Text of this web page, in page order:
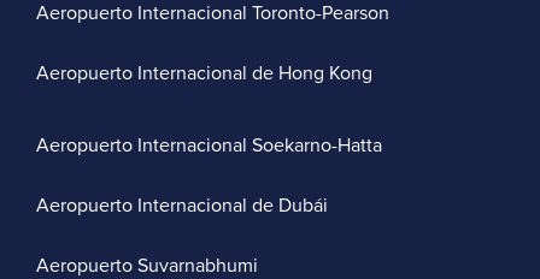
Aeropuerto Internacional Toronto-Pearson
Aeropuerto Internacional de Hong Kong
Aeropuerto Internacional Soekarno-Hatta
Aeropuerto Internacional de Dubái
Aeropuerto Suvarnabhumi